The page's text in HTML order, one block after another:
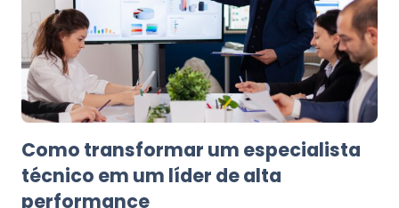
Como transformar um especialista
técnico em um líder de alta
performance